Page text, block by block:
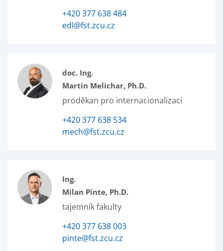
+420 377 638 484
edl@fst.zcu.cz
doc. Ing.
Martin Melichar, Ph.D.
proděkan pro internacionalizaci
+420 377 638 534
mech@fst.zcu.cz
Ing.
Milan Pinte, Ph.D.
tajemník fakulty
+420 377 638 003
pinte@fst.zcu.cz